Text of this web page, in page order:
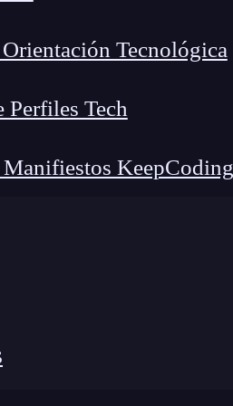
Orientación Tecnológica
Perfiles Tech
KeepCoding